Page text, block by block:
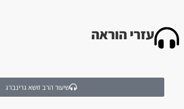
עזרי הוראה
שיעור הרב זושא גרינברג